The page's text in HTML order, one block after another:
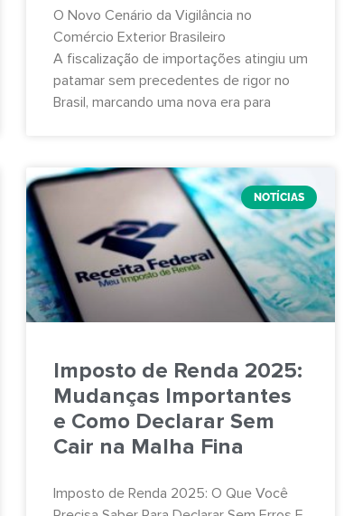
O Novo Cenário da Vigilância no
Comércio Exterior Brasileiro
A fiscalização de importações atingiu um
patamar sem precedentes de rigor no
Brasil, marcando uma nova era para
NOTÍCIAS
Imposto de Renda 2025:
Mudanças Importantes
e Como Declarar Sem
Cair na Malha Fina
Imposto de Renda 2025: O Que Você